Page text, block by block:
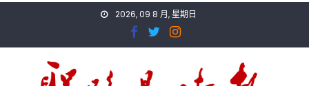
2026, 09 8 月, 星期日